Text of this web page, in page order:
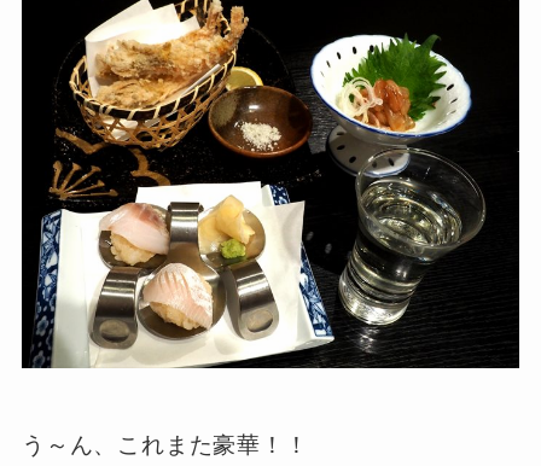
う～ん、これまた豪華！！